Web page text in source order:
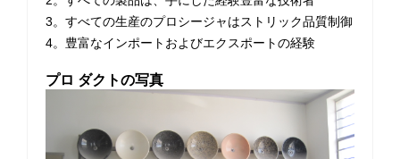
3。すべての生産のプロシージャはストリック品質制御
4。豊富なインポートおよびエクスポートの経験
プロ ダクトの写真